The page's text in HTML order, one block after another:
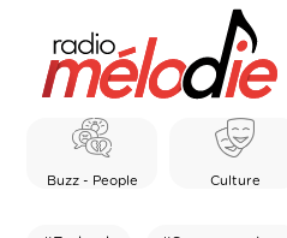
Buzz - People Culture